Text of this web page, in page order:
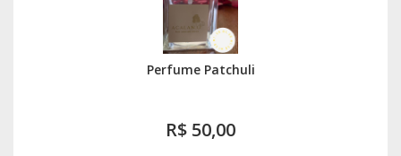
Perfume Patchuli
R$ 50,00